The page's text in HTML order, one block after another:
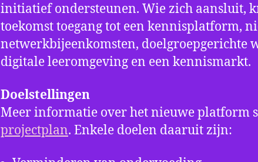
initiatief ondersteunen. Wie zich aansluit,
toekomst toegang tot een kennisplatform,
netwerkbijeenkomsten, doelgroepgerichte
digitale leeromgeving en een kennismarkt.
Doelstellingen
Meer informatie over het nieuwe platform
projectplan. Enkele doelen daaruit zijn: